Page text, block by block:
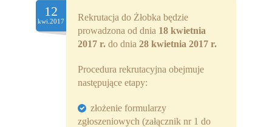
Partnerzy
Sponsorzy
Kontakt
12
kwi.2017 Rekrutacja do Żłobka będzie
prowadzona od dnia 18 kwietnia
2017 r. do dnia 28 kwietnia 2017 r.
Procedura rekrutacyjna obejmuje
następujące etapy:
złożenie formularzy
zgłoszeniowych (załącznik nr 1 do